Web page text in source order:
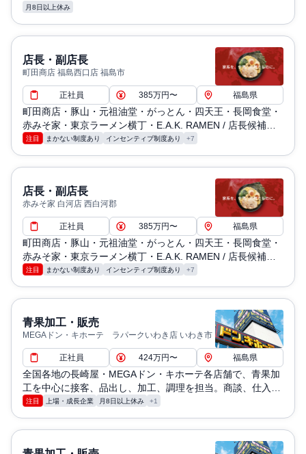
営全般
月8日以上休み
店長・副店長
町田商店 福島西口店 福島市
正社員 385万円〜 福島県
町田商店・豚山・元祖油堂・がっとん・四天王・長岡食堂・
赤みそ家・東京ラーメン横丁・E.A.K. RAMEN / 店長候補と
しての業務（仕込み・調理・洗浄・発注・シフト管理・売上
注目 まかない制度あり インセンティブ制度あり +7
店長・副店長
赤みそ家 白河店 西白河郡
正社員 385万円〜 福島県
町田商店・豚山・元祖油堂・がっとん・四天王・長岡食堂・
赤みそ家・東京ラーメン横丁・E.A.K. RAMEN / 店長候補と
しての業務（仕込み・調理・洗浄・発注・シフト管理・売上
注目 まかない制度あり インセンティブ制度あり +7
青果加工・販売
MEGAドン・キホーテ ラパークいわき店 いわき市
正社員 424万円〜 福島県
全国各地の長崎屋・MEGAドン・キホーテ各店舗で、青果加
工を中心に接客、品出し、加工、調理を担当。商談、仕入
れ、価格設定、演出、販売なども現場で実施
注目 上場・成長企業 月8日以上休み +1